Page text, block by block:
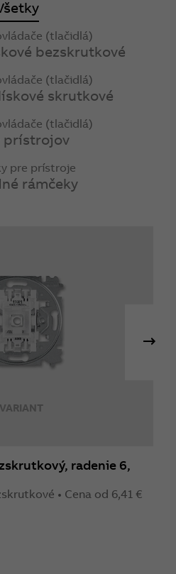
(tlačidlá)
bezskrutkové
(tlačidlá)
skrutkové
(tlačidlá)
prístrojov
pre prístroje
rámčeky
radenie 6,
• Cena od 6,41 €